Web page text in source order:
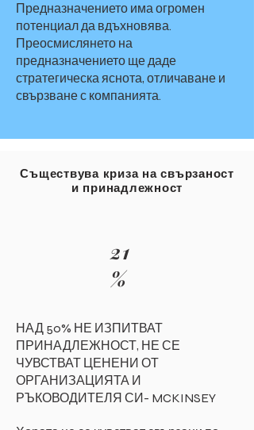
Предназначението има огромен
потенциал да вдъхновява.
Преосмислянето на
предназначението ще даде
стратегическа яснота, отличаване и
свързване с компанията.
Съществува криза на свързаност
и принадлежност
21
%
НАД 50% НЕ ИЗПИТВАТ
ПРИНАДЛЕЖНОСТ, НЕ СЕ
ЧУВСТВАТ ЦЕНЕНИ ОТ
ОРГАНИЗАЦИЯТА И
РЪКОВОДИТЕЛЯ СИ- MCKINSEY